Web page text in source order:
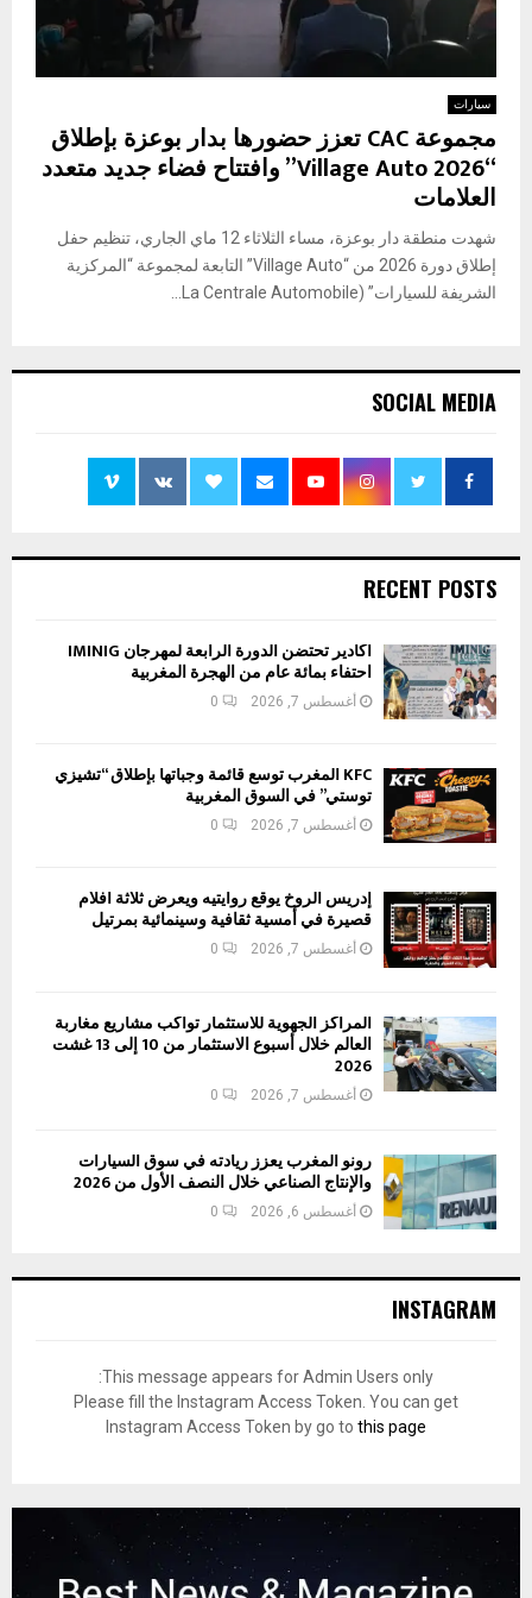
سيارات
مجموعة CAC تعزز حضورها بدار بوعزة بإطلاق
“Village Auto 2026” وافتتاح فضاء جديد متعدد
العلامات
شهدت منطقة دار بوعزة، مساء الثلاثاء 12 ماي الجاري، تنظيم حفل
إطلاق دورة 2026 من “Village Auto” التابعة لمجموعة “المركزية
الشريفة للسيارات” (La Centrale Automobile...
SOCIAL MEDIA
RECENT POSTS
أكادير تحتضن الدورة الرابعة لمهرجان IMINIG
احتفاء بمائة عام من الهجرة المغربية
أغسطس 7, 2026 0
KFC المغرب توسع قائمة وجباتها بإطلاق “تشيزي
توستي” في السوق المغربية
أغسطس 7, 2026 0
إدريس الروخ يوقع روايتيه ويعرض ثلاثة أفلام
قصيرة في أمسية ثقافية وسينمائية بمرتيل
أغسطس 7, 2026 0
المراكز الجهوية للاستثمار تواكب مشاريع مغاربة
العالم خلال أسبوع الاستثمار من 10 إلى 13 غشت
2026
أغسطس 7, 2026 0
رونو المغرب يعزز ريادته في سوق السيارات
والإنتاج الصناعي خلال النصف الأول من 2026
أغسطس 6, 2026 0
INSTAGRAM
This message appears for Admin Users only:
Please fill the Instagram Access Token. You can get
Instagram Access Token by go to this page